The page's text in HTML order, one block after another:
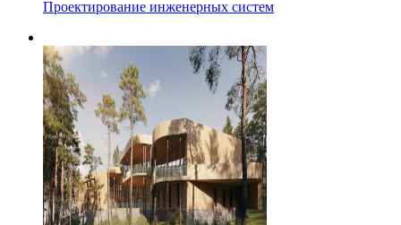
Проектирование инженерных систем